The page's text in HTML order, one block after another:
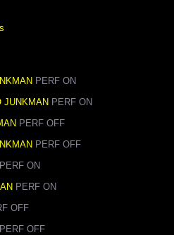
PERF ON
JUNKMAN PERF ON
PERF OFF
PERF OFF
PERF ON
PERF ON
OFF
PERF OFF